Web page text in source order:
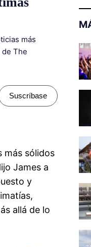
más
de The
Suscríbase
más sólidos
James a
y
allá de lo